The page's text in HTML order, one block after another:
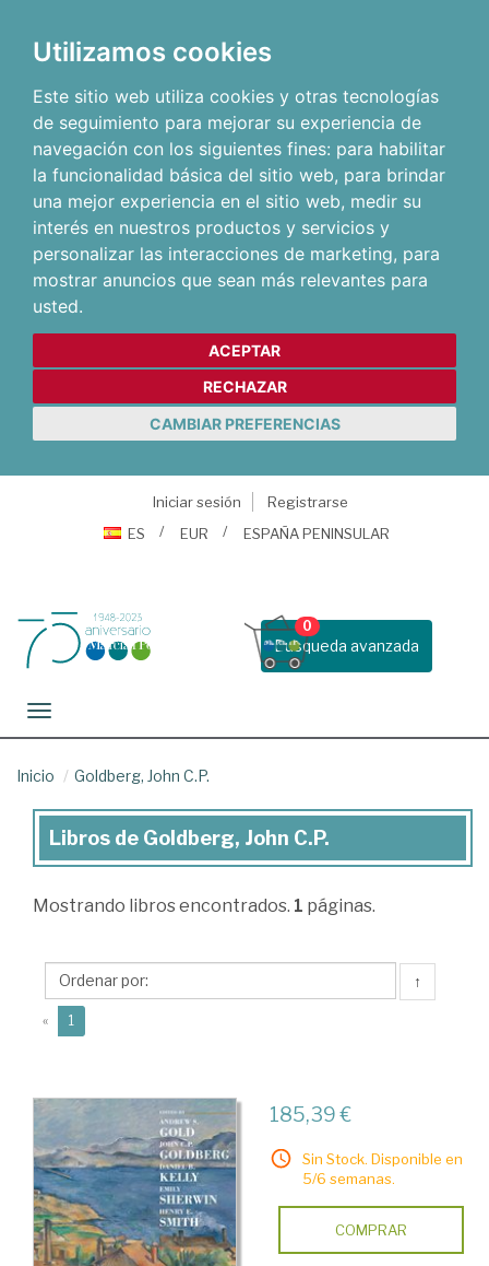
Utilizamos cookies
Este sitio web utiliza cookies y otras tecnologías
de seguimiento para mejorar su experiencia de
navegación con los siguientes fines: para habilitar
la funcionalidad básica del sitio web, para brindar
una mejor experiencia en el sitio web, medir su
interés en nuestros productos y servicios y
personalizar las interacciones de marketing, para
mostrar anuncios que sean más relevantes para
usted.
ACEPTAR
RECHAZAR
CAMBIAR PREFERENCIAS
Iniciar sesión
Registrarse
ES
EUR ESPAÑA PENINSULAR
Busqueda avanzada
0
Toggle navigation
Inicio Goldberg, John C.P.
Libros
Goldberg,
C.P.
Libros de Goldberg, John C.P.
Mostrando libros encontrados. 1 páginas.
↑
« 1
185,39 €
Sin Stock. Disponible en
5/6 semanas.
COMPRAR